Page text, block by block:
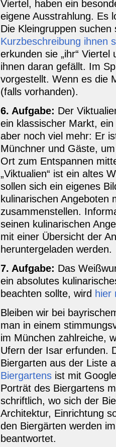
Viertel, haben ein
eigene Ausstrahlung. Es
Die Kleingruppen
Kurzbeschreibung ihnen
erkunden sie „ihr“
ihnen daran gefällt. Im
vorgestellt. Wenn es die
(falls vorhanden).
6. Aufgabe: Der
ein klassischer Markt,
aber noch viel mehr: Er
Münchner und Gäste,
Ort zum Entspannen
„Viktualien“ ist ein altes
sollen sich ein eigenes
kulinarischen Angeboten
zusammenstellen.
seinen kulinarischen
mit einer Übersicht der
heruntergeladen werden.
7. Aufgabe: Das
ein absolutes
beachten sollte, wird hier
Bleiben wir bei
man in einem
im München zahlreiche,
Ufern der Isar erfunden.
Biergarten aus der Liste
Biergartens ist mit
Porträt des Biergartens
schriftlich, wo sich der
Architektur, Einrichtung
den Biergärten werden
beantwortet.